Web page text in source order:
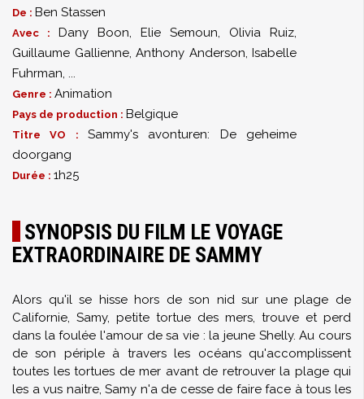
De : Ben Stassen
Avec : Dany Boon, Elie Semoun, Olivia Ruiz,
Guillaume Gallienne, Anthony Anderson, Isabelle
Fuhrman, ...
Genre : Animation
Pays de production : Belgique
Titre VO : Sammy's avonturen: De geheime
doorgang
Durée : 1h25
SYNOPSIS DU FILM LE VOYAGE
EXTRAORDINAIRE DE SAMMY
Alors qu'il se hisse hors de son nid sur une plage de
Californie, Samy, petite tortue des mers, trouve et perd
dans la foulée l'amour de sa vie : la jeune Shelly. Au cours
de son périple à travers les océans qu'accomplissent
toutes les tortues de mer avant de retrouver la plage qui
les a vus naitre, Samy n'a de cesse de faire face à tous les